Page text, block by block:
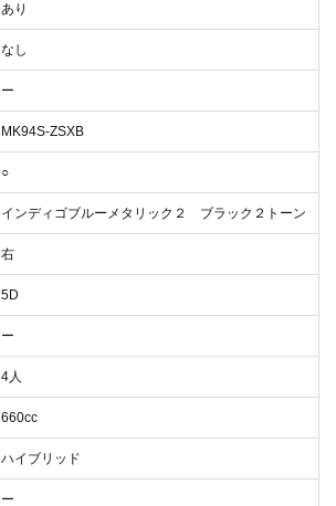
あり
なし
ー
MK94S-ZSXB
○
インディゴブルーメタリック２ ブラック２トーン
右
5D
ー
4人
660cc
ハイブリッド
ー